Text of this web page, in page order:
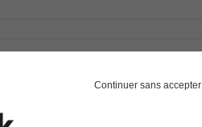
H/FContinuer sans accepter